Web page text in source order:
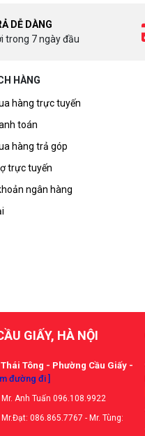
DỄ DÀNG
trong 7 ngày đầu
HÀNG
hàng trực tuyến
toán
hàng trả góp
trực tuyến
ngân hàng
GIẤY, HÀ NỘI
Thái Tông - Phường Cầu Giấy -
đường đi ]
Anh Tuấn 096.108.9922
086.865.7767 - Mr. Tùng: